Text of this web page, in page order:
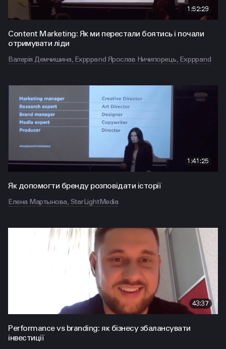
1:52:29
Content Marketing: Як ми перестали боятись і почали
отримувати ліди
Валерія Демчишина, Expppand Ярослав Ничипорець, Expppand
1:41:25
Як допомогти бренду розповідати історії
Елена Мартынова, StarLightMedia
43:37
Performance vs branding: як бізнесу збалансувати
інвестиції